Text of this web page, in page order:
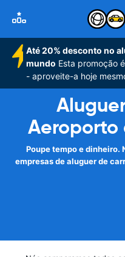
Até 20% desconto no
mundo Esta promoção
- aproveite-a hoje
Aeroporto
Poupe tempo e dinheiro.
empresas de aluguer de